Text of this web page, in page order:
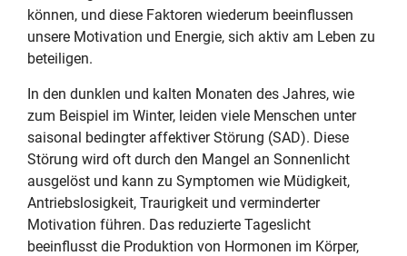
können, und diese Faktoren wiederum beeinflussen
unsere Motivation und Energie, sich aktiv am Leben zu
beteiligen.
In den dunklen und kalten Monaten des Jahres, wie
zum Beispiel im Winter, leiden viele Menschen unter
saisonal bedingter affektiver Störung (SAD). Diese
Störung wird oft durch den Mangel an Sonnenlicht
ausgelöst und kann zu Symptomen wie Müdigkeit,
Antriebslosigkeit, Traurigkeit und verminderter
Motivation führen. Das reduzierte Tageslicht
beeinflusst die Produktion von Hormonen im Körper,